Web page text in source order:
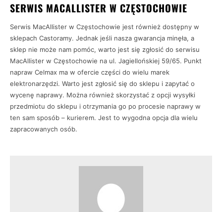
SERWIS MACALLISTER W CZĘSTOCHOWIE
Serwis MacAllister w Częstochowie jest również dostępny w
sklepach Castoramy. Jednak jeśli nasza gwarancja minęła, a
sklep nie może nam pomóc, warto jest się zgłosić do serwisu
MacAllister w Częstochowie na ul. Jagiellońskiej 59/65. Punkt
napraw Celmax ma w ofercie części do wielu marek
elektronarzędzi. Warto jest zgłosić się do sklepu i zapytać o
wycenę naprawy. Można również skorzystać z opcji wysyłki
przedmiotu do sklepu i otrzymania go po procesie naprawy w
ten sam sposób – kurierem. Jest to wygodna opcja dla wielu
zapracowanych osób.